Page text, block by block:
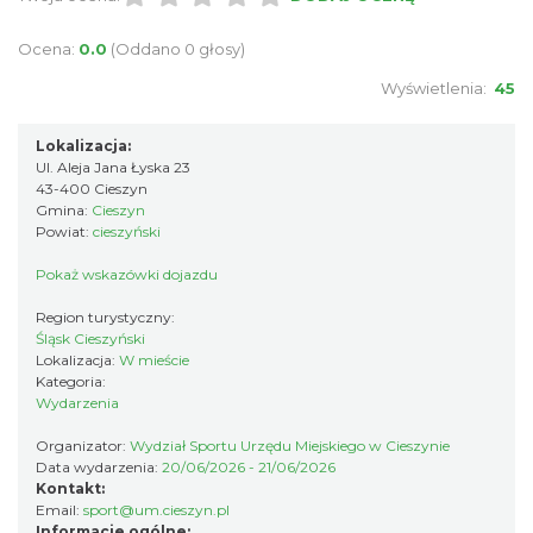
Cieszyn
2026-08-21
0.97 km
Ocena: 0.0 (Oddano 0 głosy)
Wyświetlenia: 45
Lokalizacja:
Ul. Aleja Jana Łyska 23
43-400 Cieszyn
Gmina: Cieszyn
Powiat: cieszyński
Pokaż wskazówki dojazdu
Region turystyczny:
Śląsk Cieszyński
Lokalizacja: W mieście
Kategoria:
Wydarzenia
Organizator: Wydział Sportu Urzędu Miejskiego w Cieszynie
Data wydarzenia: 20/06/2026 - 21/06/2026
Kontakt:
Email: sport@um.cieszyn.pl